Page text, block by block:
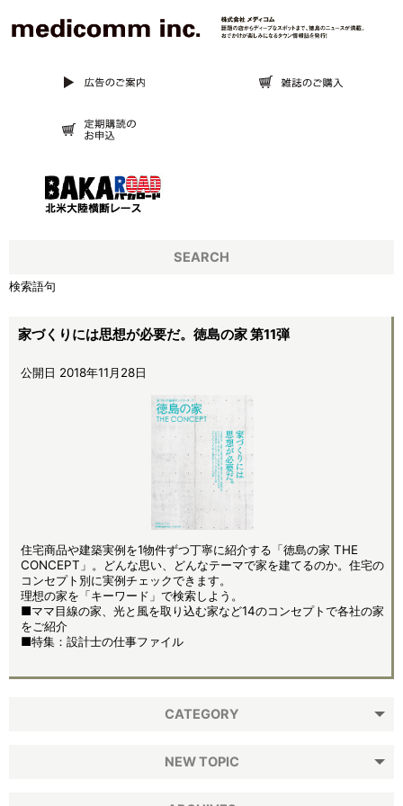
家づくりには思想が必要だ。徳島の家 第11弾
公開日 2018年11月28日
住宅商品や建築実例を1物件ずつ丁寧に紹介する「徳島の家 THE
CONCEPT」。どんな思い、どんなテーマで家を建てるのか。住宅の
コンセプト別に実例チェックできます。
理想の家を「キーワード」で検索しよう。
■ママ目線の家、光と風を取り込む家など14のコンセプトで各社の家
をご紹介
■特集：設計士の仕事ファイル
CATEGORY
NEW TOPIC
SEARCH
検索語句